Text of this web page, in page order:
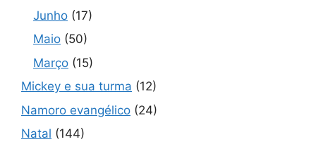
Junho (17)
Maio (50)
Março (15)
Mickey e sua turma (12)
Namoro evangélico (24)
Natal (144)